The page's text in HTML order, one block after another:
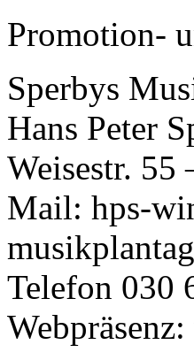
Promotion-
Sperbys
Hans Peter
Weisestr. 55
Mail: hps-
Telefon 030